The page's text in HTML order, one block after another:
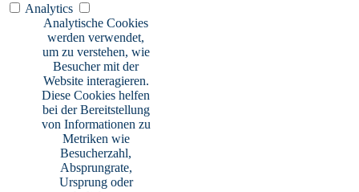
Analytics
Analytische Cookies
werden verwendet,
um zu verstehen, wie
Besucher mit der
Website interagieren.
Diese Cookies helfen
bei der Bereitstellung
von Informationen zu
Metriken wie
Besucherzahl,
Absprungrate,
Ursprung oder